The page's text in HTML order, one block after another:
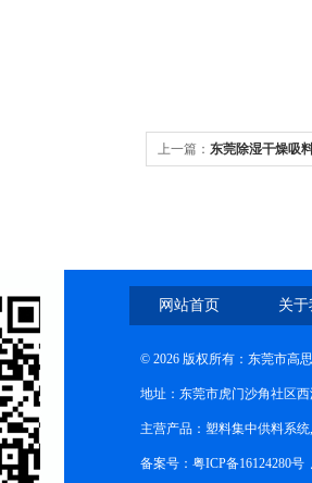
上一篇： 东莞除湿干燥吸
网站首页 关
© 2026 版权所有：东莞市高
地址：东莞市虎门沙角社区
主营产品：塑料集中供料系
备案号：粤ICP备16124280号